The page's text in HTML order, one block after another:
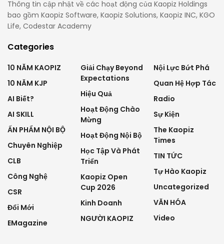
Thông tin cập nhật về các hoạt động của Kaopiz Holdings
bao gồm Kaopiz Software, Kaopiz Solutions, Kaopiz INC, KGO
Life, Codestar Academy
Categories
10 NĂM KAOPIZ
10 NĂM KJP
AI Biết?
AI SKILL
ẤN PHẨM NỘI BỘ
Chuyên Nghiệp
CLB
Công Nghệ
CSR
Đổi Mới
EMagazine
Giải Chạy Beyond
Expectations
Hiệu Quả
Hoạt Động Chào
Mừng
Hoạt Động Nội Bộ
Học Tập Và Phát
Triển
Kaopiz Open
Cup 2026
Kinh Doanh
NGƯỜI KAOPIZ
Nội Lực Bứt Phá
Quan Hệ Hợp Tác
Radio
Sự Kiện
The Kaopiz
Times
TIN TỨC
Tự Hào Kaopiz
Uncategorized
VĂN HÓA
Video